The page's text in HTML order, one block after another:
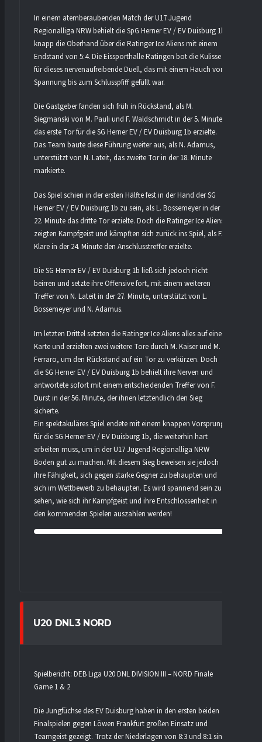
In einem atemberaubenden Match der U17 Jugend
Regionalliga NRW behielt die SpG Herner EV / EV Duisburg 1b
knapp die Oberhand über die Ratinger Ice Aliens mit einem
Endstand von 5:4. Die Eissporthalle Ratingen bot die Kulisse
für dieses nervenaufreibende Duell, das mit einem Hauch von
Spannung bis zum Schlusspfiff gefüllt war.
Die Gastgeber fanden sich früh in Rückstand, als M.
Siegmanski von M. Pauli und F. Waldschmidt in der 5. Minute
das erste Tor für die SG Herner EV / EV Duisburg 1b erzielte.
Das Team baute diese Führung weiter aus, als N. Adamus,
unterstützt von N. Lateit, das zweite Tor in der 18. Minute
markierte.
Das Spiel schien in der ersten Hälfte fest in der Hand der SG
Herner EV / EV Duisburg 1b zu sein, als L. Bossemeyer in der
22. Minute das dritte Tor erzielte. Doch die Ratinger Ice Aliens
zeigten Kampfgeist und kämpften sich zurück ins Spiel, als F.
Klare in der 24. Minute den Anschlusstreffer erzielte.
Die SG Herner EV / EV Duisburg 1b ließ sich jedoch nicht
beirren und setzte ihre Offensive fort, mit einem weiteren
Treffer von N. Lateit in der 27. Minute, unterstützt von L.
Bossemeyer und N. Adamus.
Im letzten Drittel setzten die Ratinger Ice Aliens alles auf eine
Karte und erzielten zwei weitere Tore durch M. Kaiser und M.
Ferraro, um den Rückstand auf ein Tor zu verkürzen. Doch
die SG Herner EV / EV Duisburg 1b behielt ihre Nerven und
antwortete sofort mit einem entscheidenden Treffer von F.
Durst in der 56. Minute, der ihnen letztendlich den Sieg
sicherte.
Ein spektakuläres Spiel endete mit einem knappen Vorsprung
für die SG Herner EV / EV Duisburg 1b, die weiterhin hart
arbeiten muss, um in der U17 Jugend Regionalliga NRW
Boden gut zu machen. Mit diesem Sieg beweisen sie jedoch
ihre Fähigkeit, sich gegen starke Gegner zu behaupten und
sich im Wettbewerb zu behaupten. Es wird spannend sein zu
sehen, wie sich ihr Kampfgeist und ihre Entschlossenheit in
den kommenden Spielen auszahlen werden!
U20 DNL3 NORD
Spielbericht: DEB Liga U20 DNL DIVISION III – NORD Finale
Game 1 & 2
Die Jungfüchse des EV Duisburg haben in den ersten beiden
Finalspielen gegen Löwen Frankfurt großen Einsatz und
Teamgeist gezeigt. Trotz der Niederlagen von 8:3 und 8:1 sind